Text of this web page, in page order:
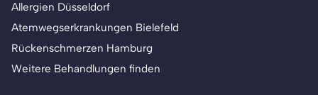
Allergien Düsseldorf
Atemwegserkrankungen Bielefeld
Rückenschmerzen Hamburg
Weitere Behandlungen finden